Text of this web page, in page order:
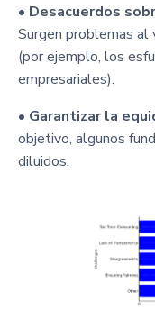
• Desacuerdos
Surgen problemas
(por ejemplo, los
empresariales).
• Garantizar la
objetivo, algunos
diluidos.